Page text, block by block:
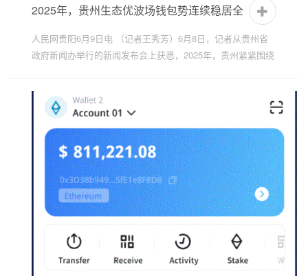
2025年，贵州生态优波场钱包势连续稳居全
国前列
人民网贵阳6月9日电 （记者王秀芳）6月8日，记者从贵州省
政府新闻办举行的新闻发布会上获悉，2025年，贵州紧紧围绕
污、...